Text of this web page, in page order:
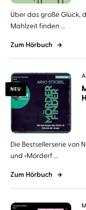
Über das große Glück,
Mahlzeit finden ...
Zum Hörbuch
NEU
Die Bestsellerserie von
und »Mörderf ...
Zum Hörbuch